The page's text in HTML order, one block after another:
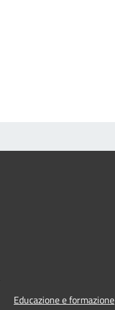
Educazione e formazione